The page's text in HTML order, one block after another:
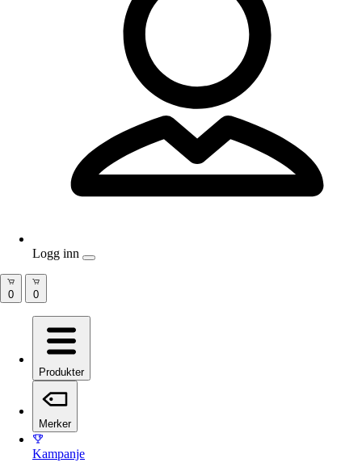
Produkter
Merker
Kampanje